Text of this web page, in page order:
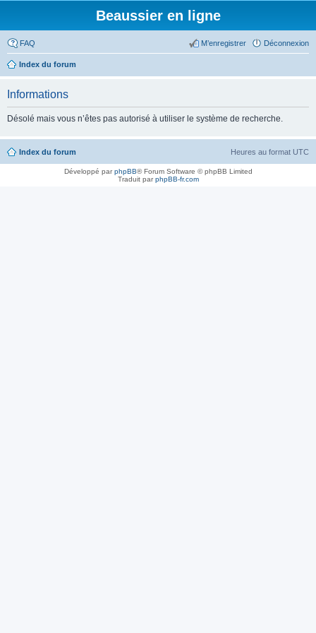
Beaussier en ligne
FAQ Déconnexion
M’enregistrer
Index du forum
Informations
Désolé mais vous n’êtes pas autorisé à utiliser le système de recherche.
Index du forum Heures au format UTC
Développé parphpBB® Forum Software © phpBB Limited
Traduit parphpBB-fr.com